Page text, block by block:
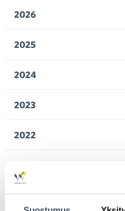
2026
2025
2024
2023
2022
2020